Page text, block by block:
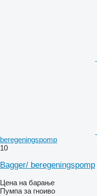
beregeningspomp
10
Bagger/ beregeningspomp
Цена на барање
Пумпа за гноиво